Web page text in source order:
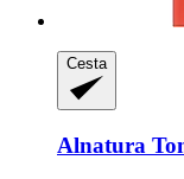
Cesta
Alnatura